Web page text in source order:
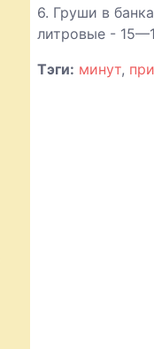
6. Груши в
литровые -
Тэги: минут,